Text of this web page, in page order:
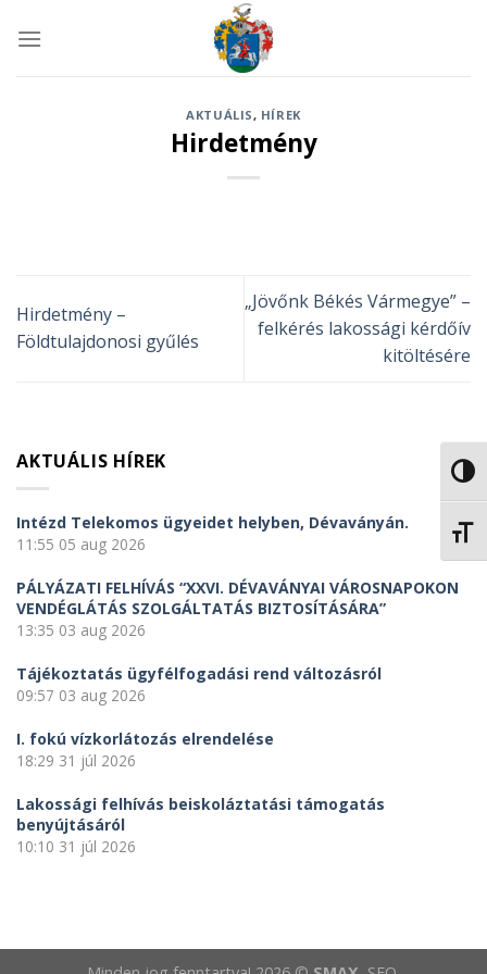
AKTUÁLIS, HÍREK
Hirdetmény
Hirdetmény –
Földtulajdonosi gyűlés
„Jövőnk Békés Vármegye” –
felkérés lakossági kérdőív
kitöltésére
AKTUÁLIS HÍREK
Intézd Telekomos ügyeidet helyben, Dévaványán.
11:55 05 aug 2026
PÁLYÁZATI FELHÍVÁS “XXVI. DÉVAVÁNYAI VÁROSNAPOKON
VENDÉGLÁTÁS SZOLGÁLTATÁS BIZTOSÍTÁSÁRA”
13:35 03 aug 2026
Tájékoztatás ügyfélfogadási rend változásról
09:57 03 aug 2026
I. fokú vízkorlátozás elrendelése
18:29 31 júl 2026
Lakossági felhívás beiskoláztatási támogatás
benyújtásáról
10:10 31 júl 2026